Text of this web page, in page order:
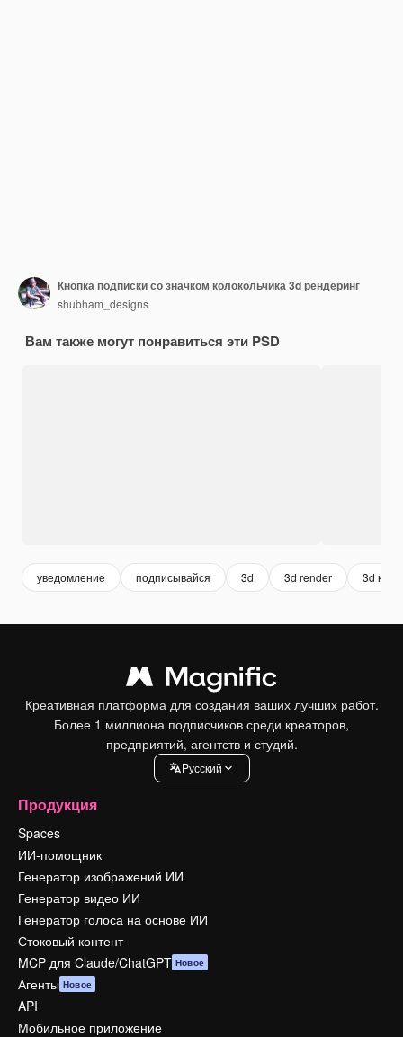
Кнопка подписки со значком колокольчика 3d рендеринг
shubham_designs
Вам также могут понравиться эти PSD
уведомление подписывайся 3d 3d render 3d
Креативная платформа для создания ваших лучших работ.
Более 1 миллиона подписчиков среди креаторов,
предприятий, агентств и студий.
Pусский
Продукция
Spaces
ИИ-помощник
Генератор изображений ИИ
Генератор видео ИИ
Генератор голоса на основе ИИ
Стоковый контент
MCP для Claude/ChatGPT Новое
Агенты Новое
API
Мобильное приложение